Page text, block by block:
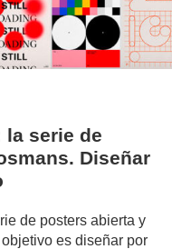
la serie de
Diseñar
de posters abierta y
es diseñar por